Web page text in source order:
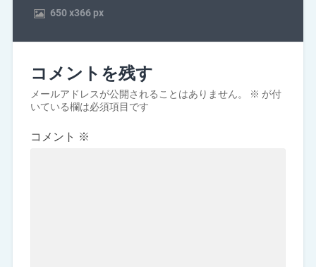
650x366 px
コメントを残す
メールアドレスが公開されることはありません。 ※ が付
いている欄は必須項目です
コメント ※